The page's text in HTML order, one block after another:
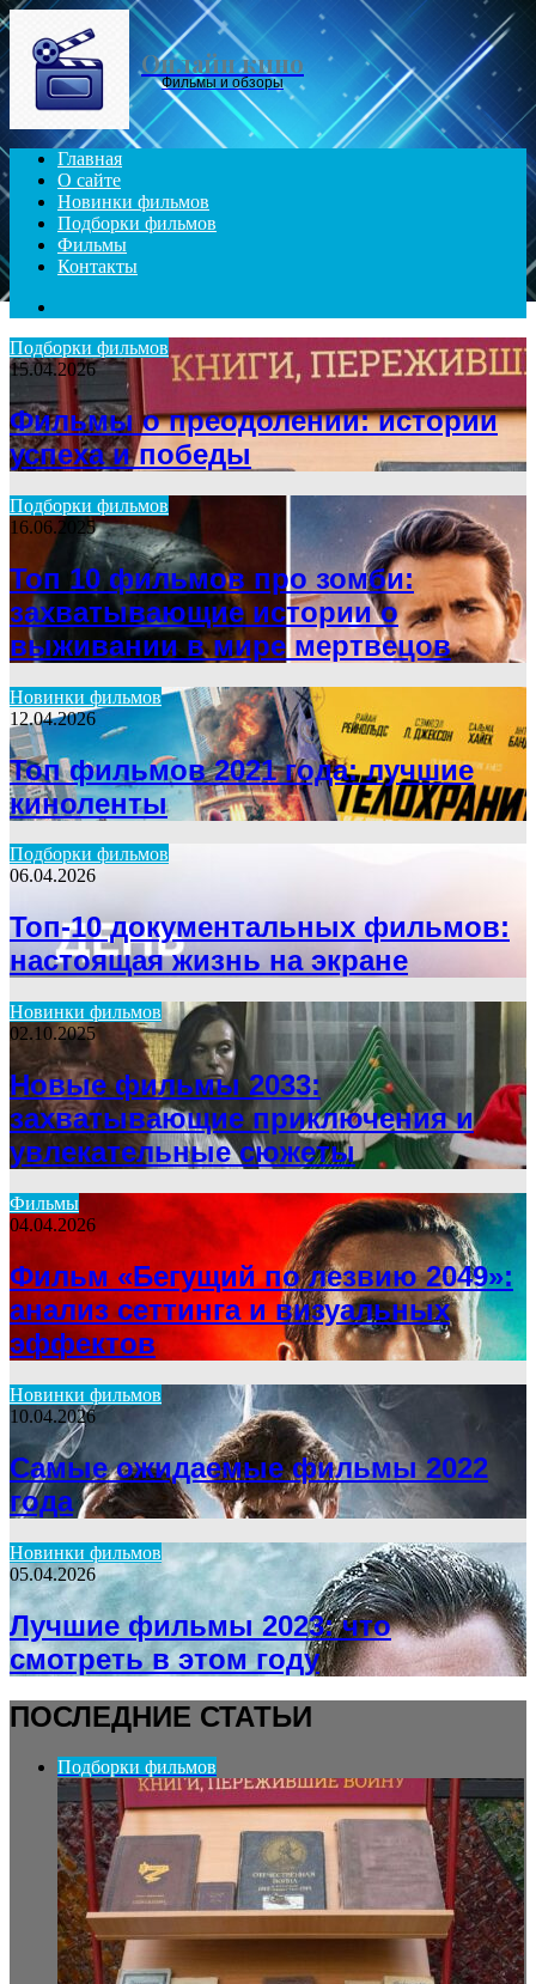
Menu
Онлайн кино
Фильмы и обзоры
Главная
О сайте
Новинки фильмов
Подборки фильмов
Фильмы
Контакты
Подборки фильмов
15.04.2026
Фильмы о преодолении: истории
успеха и победы
Подборки фильмов
16.06.2025
Топ 10 фильмов про зомби:
захватывающие истории о
выживании в мире мертвецов
Новинки фильмов
12.04.2026
Топ фильмов 2021 года: лучшие
киноленты
Подборки фильмов
06.04.2026
Топ-10 документальных фильмов:
настоящая жизнь на экране
Новинки фильмов
02.10.2025
Новые фильмы 2033:
захватывающие приключения и
увлекательные сюжеты
Фильмы
04.04.2026
Фильм «Бегущий по лезвию 2049»:
анализ сеттинга и визуальных
эффектов
Новинки фильмов
10.04.2026
Самые ожидаемые фильмы 2022
года
Новинки фильмов
05.04.2026
Лучшие фильмы 2023: что
смотреть в этом году
ПОСЛЕДНИЕ СТАТЬИ
Подборки фильмов